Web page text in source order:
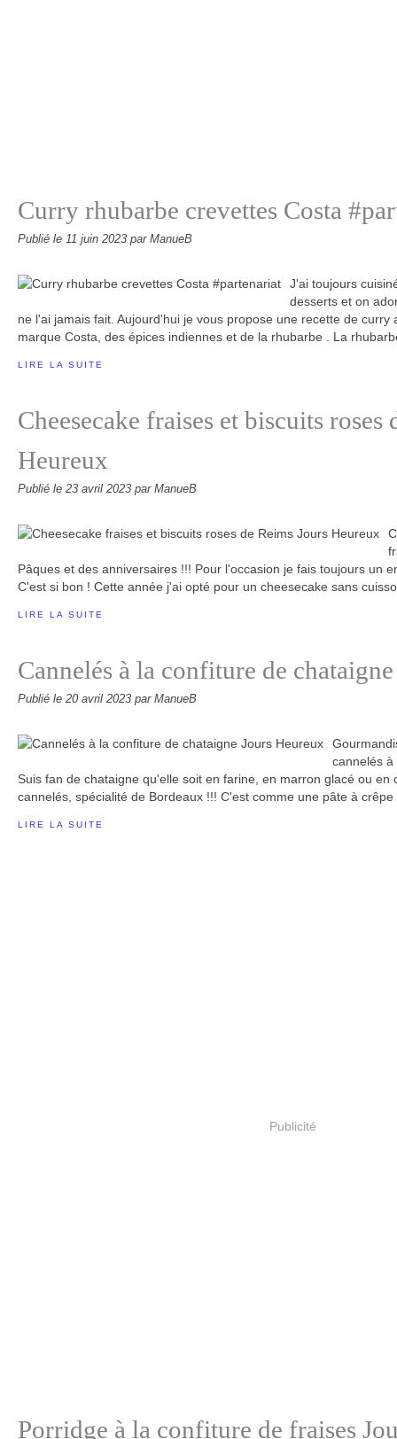
Curry rhubarbe crevettes Costa
Publié le 11 juin 2023 par ManueB
J'ai toujours
desserts et on
ne l'ai jamais fait. Aujourd'hui je vous propose une recette de curry
marque Costa, des épices indiennes et de la rhubarbe . La
LIRE LA SUITE
Cheesecake fraises et biscuits roses
Heureux
Publié le 23 avril 2023 par ManueB
Pâques et des anniversaires !!! Pour l'occasion je fais toujours un
C'est si bon ! Cette année j'ai opté pour un cheesecake sans
LIRE LA SUITE
Cannelés à la confiture de
Publié le 20 avril 2023 par ManueB
cannelés
Suis fan de chataigne qu'elle soit en farine, en marron glacé ou en
cannelés, spécialité de Bordeaux !!! C'est comme une pâte à
LIRE LA SUITE
Publicité
Porridge à la confiture de fraises